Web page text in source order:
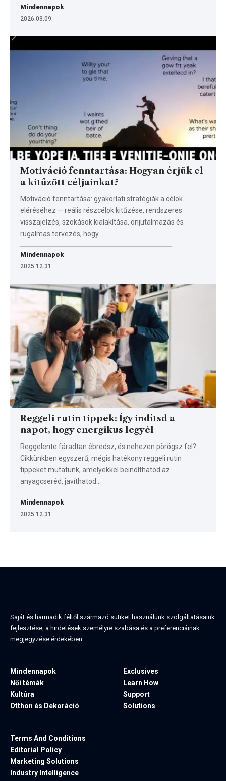
Mindennapok
2026.03.09.
Motiváció fenntartása: Hogyan érjük el
a kitűzött céljainkat?
Motiváció fenntartása: gyakorlati stratégiák a célok
eléréséhez — reális részcélok kitűzése, rendszeres
visszajelzés, szokások kialakítása, önjutalmazás és
rugalmas tervezés, hogy…
Mindennapok
2025.12.31.
Reggeli rutin tippek: Így indítsd a
napot, hogy energikus legyél
Reggelente fáradtan ébredsz, és nehezen pörögsz fel?
Cikkünkben egyszerű, mégis hatékony reggeli rutin
tippeket mutatunk, amelyekkel beindíthatod az
anyagcseréd, javíthatod…
Mindennapok
2025.12.31.
Saját és harmadik féltől származó sütiket használunk szolgáltatásaink
fejlesztése, a hirdetések személyre szabása és a preferenciáinak
megjegyzése érdekében.
Mindennapok
Női témák
Kultúra
Otthon és Dekoráció
Exclusives
Learn How
Support
Solutions
Terms And Conditions
Editorial Policy
Marketing Solutions
Industry Intelligence